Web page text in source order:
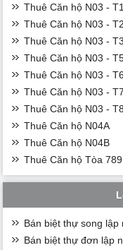
Thuê Căn hộ N03 - T1
Thuê Căn hộ N03 - T2
Thuê Căn hộ N03 -
Thuê Căn hộ N03 -
Thuê Căn hộ N03 - T6
Thuê Căn hộ N03 - T7
Thuê Căn hộ N03 - T8
Thuê Căn hộ N04A
Thuê Căn hộ N04B
Thuê Căn hộ Tòa 789
Bán biệt thự song lập
Bán biệt thự đơn lập